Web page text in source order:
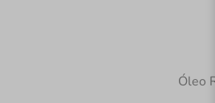
Óleo